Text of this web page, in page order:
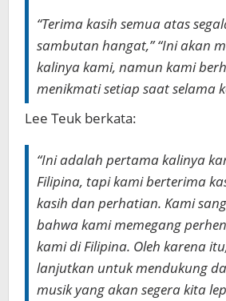
“Terima kasih semua atas
sambutan hangat,” “Ini akan
kalinya kami, namun kami
menikmati setiap saat selama
Lee Teuk berkata:
“Ini adalah pertama kalinya
Filipina, tapi kami berterima
kasih dan perhatian. Kami
bahwa kami memegang
kami di Filipina. Oleh karena
lanjutkan untuk mendukung
musik yang akan segera kita